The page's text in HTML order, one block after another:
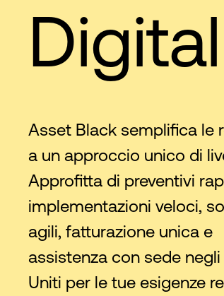
Asset Black semplifica le
a un approccio unico di
Approfitta di preventivi
implementazioni veloci,
agili, fatturazione unica e
assistenza con sede
Uniti per le tue esigenze